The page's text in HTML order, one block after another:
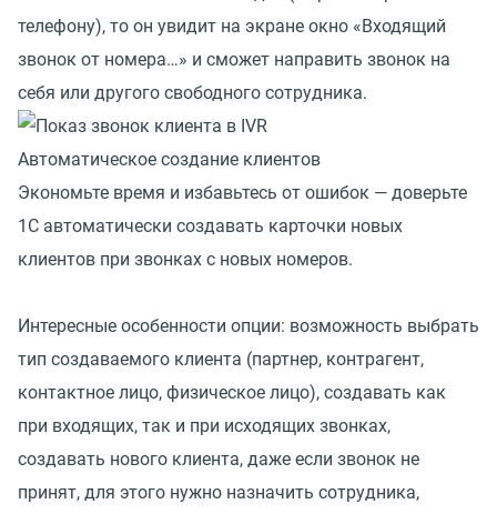
телефону), то он увидит на экране окно «Входящий
звонок от номера…» и сможет направить звонок на
себя или другого свободного сотрудника.
Автоматическое создание клиентов
Экономьте время и избавьтесь от ошибок — доверьте
1С автоматически создавать карточки новых
клиентов при звонках с новых номеров.
Интересные особенности опции: возможность выбрать
тип создаваемого клиента (партнер, контрагент,
контактное лицо, физическое лицо), создавать как
при входящих, так и при исходящих звонках,
создавать нового клиента, даже если звонок не
принят, для этого нужно назначить сотрудника,